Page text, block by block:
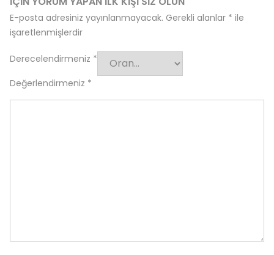
E-posta adresiniz yayınlanmayacak. Gerekli alanlar * ile
işaretlenmişlerdir
Derecelendirmeniz *
Değerlendirmeniz *